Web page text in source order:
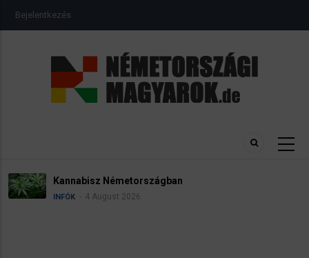
USER
ACCOUNT
Bejelentkezés
Kannabisz Németországban
INFÓK 4 August 2026